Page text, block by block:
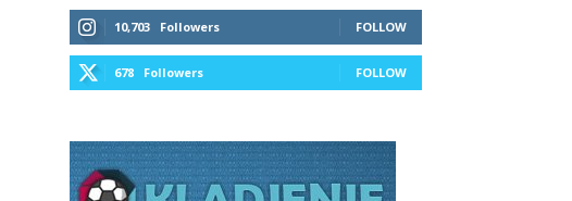
10,703 Followers FOLLOW
678 Followers FOLLOW